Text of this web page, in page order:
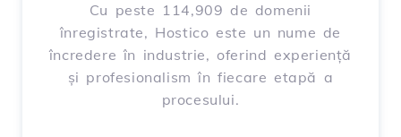
Cu peste 114,909 de domenii
înregistrate, Hostico este un nume de
încredere în industrie, oferind experiență
și profesionalism în fiecare etapă a
procesului.